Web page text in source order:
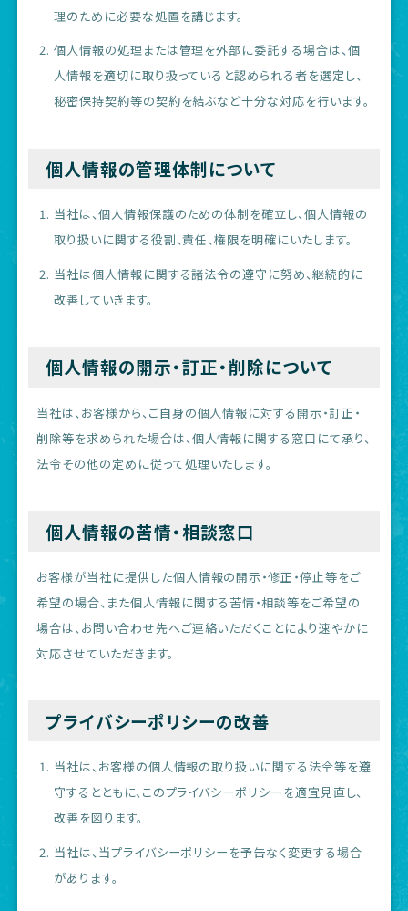
理のために必要な処置を講じます。
個人情報の処理または管理を外部に委託する場合は、個
人情報を適切に取り扱っていると認められる者を選定し、
秘密保持契約等の契約を結ぶなど十分な対応を行います。
個人情報の管理体制について
当社は、個人情報保護のための体制を確立し、個人情報の
取り扱いに関する役割、責任、権限を明確にいたします。
当社は個人情報に関する諸法令の遵守に努め、継続的に
改善していきます。
個人情報の開示・訂正・削除について
当社は、お客様から、ご自身の個人情報に対する開示・訂正・
削除等を求められた場合は、個人情報に関する窓口にて承り、
法令その他の定めに従って処理いたします。
個人情報の苦情・相談窓口
お客様が当社に提供した個人情報の開示・修正・停止等をご
希望の場合、また個人情報に関する苦情・相談等をご希望の
場合は、お問い合わせ先へご連絡いただくことにより速やかに
対応させていただきます。
プライバシーポリシーの改善
当社は、お客様の個人情報の取り扱いに関する法令等を遵
守するとともに、このプライバシーポリシーを適宜見直し、
改善を図ります。
当社は、当プライバシーポリシーを予告なく変更する場合
があります。